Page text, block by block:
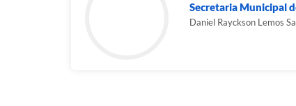
Secretaria Municipal
Daniel Rayckson Lemos